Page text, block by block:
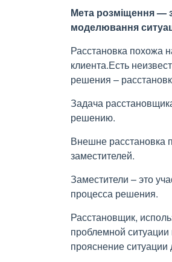
Мета розміщення —
моделювання
Расстановка похожа
клиента.Есть
решения –
Задача
решению.
Внешне расстановка
заместителей.
Заместители – это
процесса решения.
Расстановщик,
проблемной
прояснение ситуации